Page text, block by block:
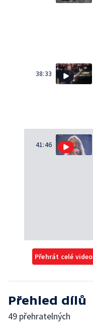
38:33
41:46
Přehrát celé video
Přehled dílů
49 přehratelných